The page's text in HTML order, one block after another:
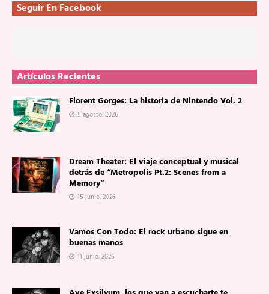
Seguir En Facebook
Artículos Recientes
Florent Gorges: La historia de Nintendo Vol. 2
5 agosto, 2026
Dream Theater: El viaje conceptual y musical
detrás de “Metropolis Pt.2: Scenes from a
Memory”
15 junio, 2026
Vamos Con Todo: El rock urbano sigue en
buenas manos
11 junio, 2026